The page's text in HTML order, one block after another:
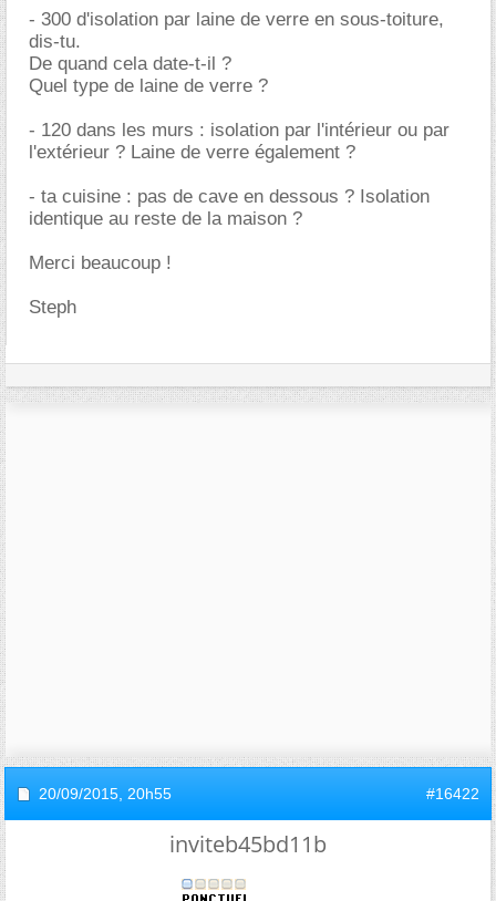
- 300 d'isolation par laine de verre en sous-toiture,
dis-tu.
De quand cela date-t-il ?
Quel type de laine de verre ?
- 120 dans les murs : isolation par l'intérieur ou par
l'extérieur ? Laine de verre également ?
- ta cuisine : pas de cave en dessous ? Isolation
identique au reste de la maison ?
Merci beaucoup !
Steph
20/09/2015, 20h55 #16422
inviteb45bd11b